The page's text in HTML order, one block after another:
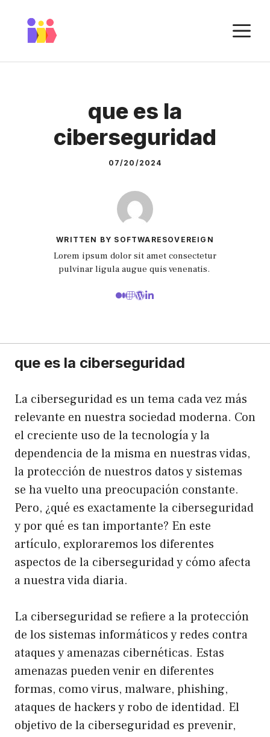
content
que es la
ciberseguridad
07/20/2024
WRITTEN BY SOFTWARESOVEREIGN
Lorem ipsum dolor sit amet consectetur
pulvinar ligula augue quis venenatis.
que es la ciberseguridad
La ciberseguridad es un tema cada vez más
relevante en nuestra sociedad moderna. Con
el creciente uso de la tecnología y la
dependencia de la misma en nuestras vidas,
la protección de nuestros datos y sistemas
se ha vuelto una preocupación constante.
Pero, ¿qué es exactamente la ciberseguridad
y por qué es tan importante? En este
artículo, exploraremos los diferentes
aspectos de la ciberseguridad y cómo afecta
a nuestra vida diaria.
La ciberseguridad se refiere a la protección
de los sistemas informáticos y redes contra
ataques y amenazas cibernéticas. Estas
amenazas pueden venir en diferentes
formas, como virus, malware, phishing,
ataques de hackers y robo de identidad. El
objetivo de la ciberseguridad es prevenir,